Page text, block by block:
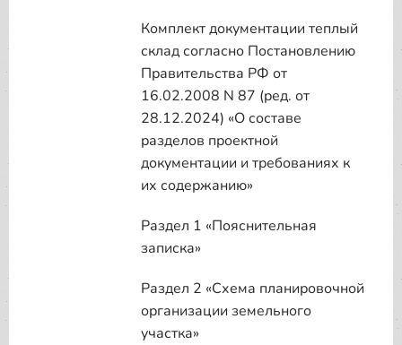
Комплект документации теплый
склад согласно Постановлению
Правительства РФ от
16.02.2008 N 87 (ред. от
28.12.2024) «О составе
разделов проектной
документации и требованиях к
их содержанию»
Раздел 1 «Пояснительная
записка»
Раздел 2 «Схема планировочной
организации земельного
участка»